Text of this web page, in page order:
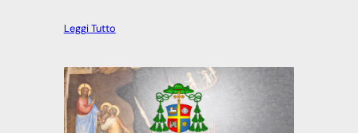
Leggi Tutto